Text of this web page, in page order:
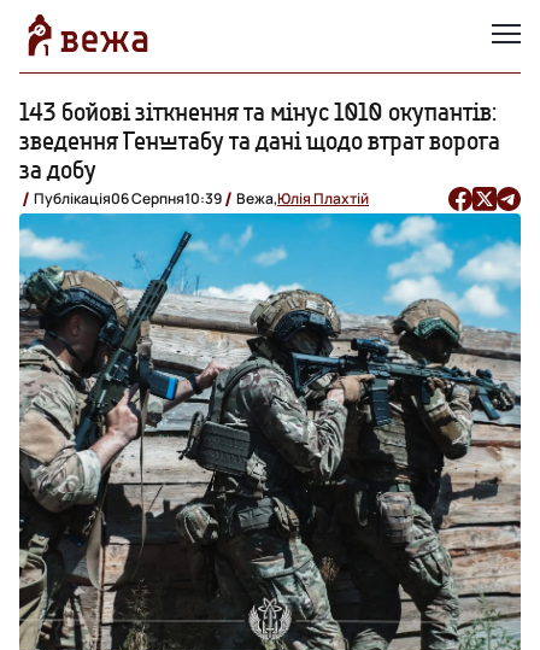
143 бойові зіткнення та мінус 1010 окупантів:
зведення Генштабу та дані щодо втрат ворога
за добу
Публікація06 Серпня10:39 Вежа,Юлія Плахтій